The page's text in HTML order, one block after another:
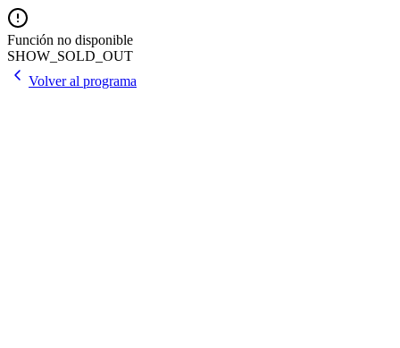
Función no disponible
SHOW_SOLD_OUT
Volver al programa